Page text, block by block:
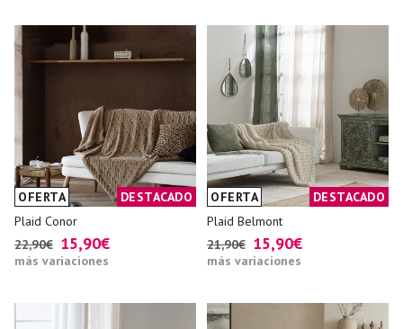
OFERTA
DESTACADO
Plaid Conor
22,90€ 15,90€
más variaciones
OFERTA
DESTACADO
Plaid Belmont
21,90€ 15,90€
más variaciones